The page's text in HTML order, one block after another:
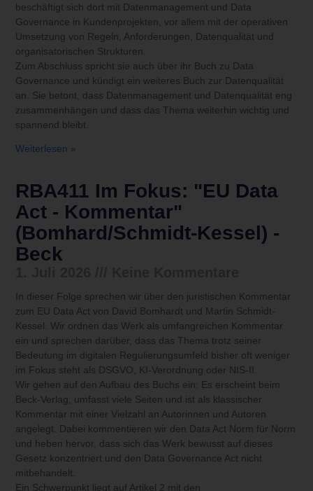
beschäftigt sich dort mit Datenmanagement und Data
Governance in Kundenprojekten, vor allem mit der operativen
Umsetzung von Regeln, Anforderungen, Datenqualität und
organisatorischen Strukturen.
Zum Abschluss spricht sie auch über ihr Buch zu Data
Governance und kündigt ein weiteres Buch zur Datenqualität
an. Sie betont, dass Datenmanagement und Datenqualität eng
zusammenhängen und dass das Thema weiterhin wichtig und
spannend bleibt.
Weiterlesen »
RBA411 Im Fokus: "EU Data
Act - Kommentar"
(Bomhard/Schmidt-Kessel) -
Beck
In dieser Folge sprechen wir über den juristischen Kommentar
zum EU Data Act von David Bomhardt und Martin Schmidt-
Kessel. Wir ordnen das Werk als umfangreichen Kommentar
ein und sprechen darüber, dass das Thema trotz seiner
Bedeutung im digitalen Regulierungsumfeld bisher oft weniger
im Fokus steht als DSGVO, KI-Verordnung oder NIS-II.
Wir gehen auf den Aufbau des Buchs ein: Es erscheint beim
Beck-Verlag, umfasst viele Seiten und ist als klassischer
Kommentar mit einer Vielzahl an Autorinnen und Autoren
angelegt. Dabei kommentieren wir den Data Act Norm für Norm
und heben hervor, dass sich das Werk bewusst auf dieses
Gesetz konzentriert und den Data Governance Act nicht
mitbehandelt.
Ein Schwerpunkt liegt auf Artikel 2 mit den